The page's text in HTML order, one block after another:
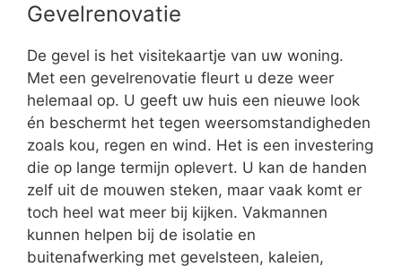
Gevelrenovatie
De gevel is het visitekaartje van uw woning.
Met een gevelrenovatie fleurt u deze weer
helemaal op. U geeft uw huis een nieuwe look
én beschermt het tegen weersomstandigheden
zoals kou, regen en wind. Het is een investering
die op lange termijn oplevert. U kan de handen
zelf uit de mouwen steken, maar vaak komt er
toch heel wat meer bij kijken. Vakmannen
kunnen helpen bij de isolatie en
buitenafwerking met gevelsteen, kaleien,